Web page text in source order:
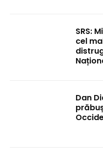
SRS:
cel
Dan